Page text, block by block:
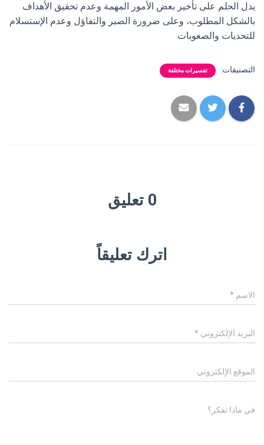
يدل الحلم على تأخير بعض الأمور المهمة وعدم تحقيق الأهداف
بالشكل المطلوب، وعلى ضرورة الصبر والتفاؤل وعدم الإستسلام
للتحديات والصعوبات.
التصنيفات: تفسيرات مختلفة
0 تعليق
اترك تعليقاً
الاسم *
البريد الإلكتروني *
الموقع الإلكتروني
في ماذا تفكر؟